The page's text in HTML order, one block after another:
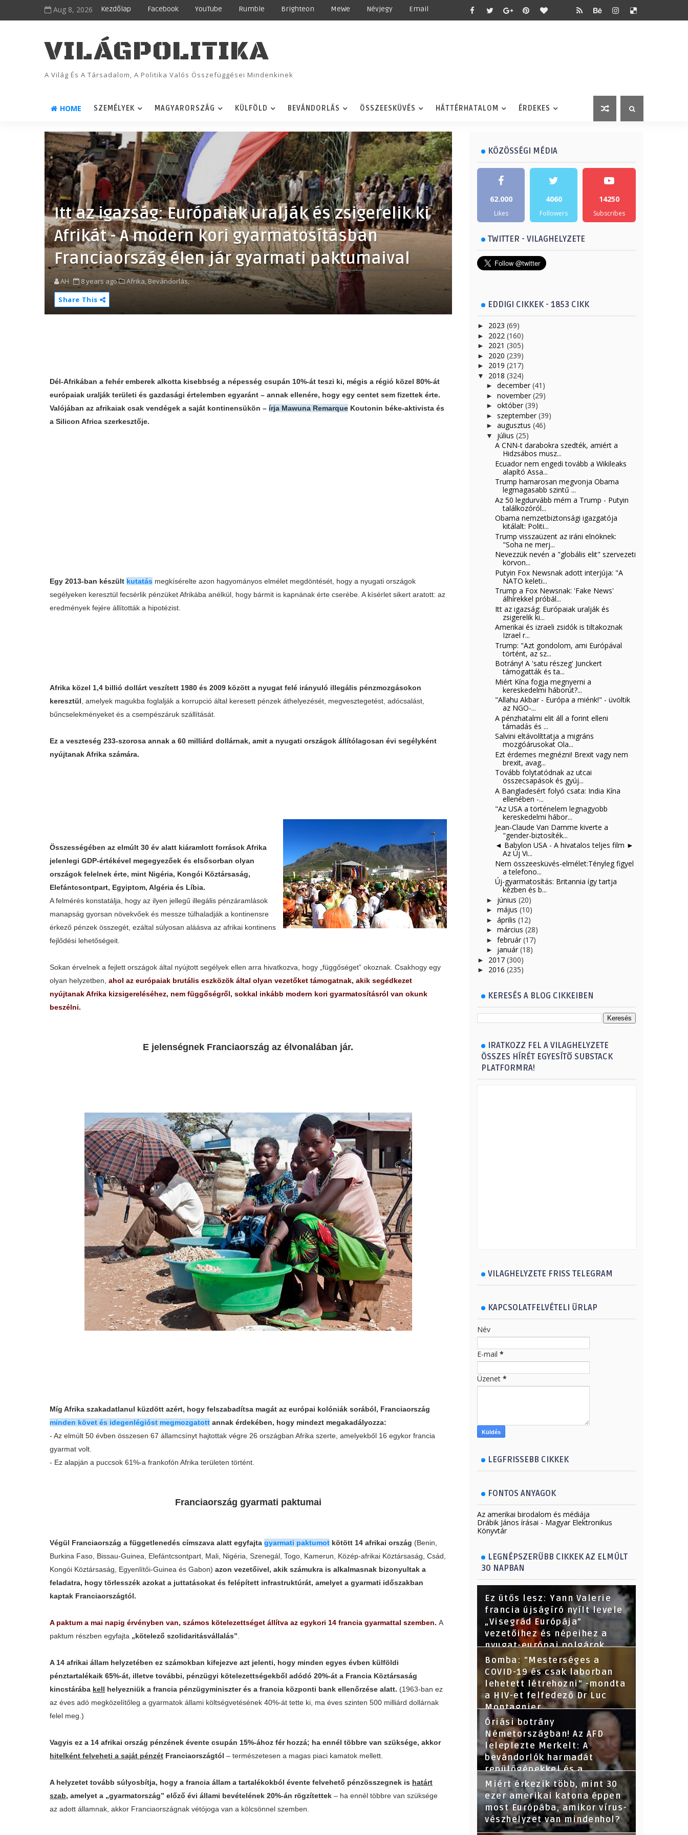
Aug 8, 2026 Kezdőlap Facebook YouTube Rumble Brighteon MeWe Névjegy Email
VILÁGPOLITIKA
A Világ És A Társadalom, A Politika Valós Összefüggései Mindenkinek
HOME SZEMÉLYEK MAGYARORSZÁG KÜLFÖLD BEVÁNDORLÁS ÖSSZEESKÜVÉS HÁTTÉRHATALOM ÉRDEKES
Itt az igazság: Európaiak uralják és zsigerelik ki
Afrikát - A modern kori gyarmatosításban
Franciaország élen jár gyarmati paktumaival
AH 8 years ago Afrika, Bevándorlás,
Share This
Dél-Afrikában a fehér emberek alkotta kisebbség a népesség csupán 10%-át teszi ki, mégis a régió közel 80%-át
európaiak uralják területi és gazdasági értelemben egyaránt – annak ellenére, hogy egy centet sem fizettek érte.
Valójában az afrikaiak csak vendégek a saját kontinensükön – írja Mawuna Remarque Koutonin béke-aktivista és
a Silicon Africa szerkesztője.
Egy 2013-ban készült kutatás megkísérelte azon hagyományos elmélet megdöntését, hogy a nyugati országok
segélyeken keresztül fecsérlik pénzüket Afrikába anélkül, hogy bármit is kapnának érte cserébe. A kísérlet sikert aratott: az
eredmények fejére állították a hipotézist.
Afrika közel 1,4 billió dollárt veszített 1980 és 2009 között a nyugat felé irányuló illegális pénzmozgásokon
keresztül , amelyek magukba foglalják a korrupció által keresett pénzek áthelyezését, megvesztegetést, adócsalást,
bűncselekményeket és a csempészáruk szállítását.
Ez a veszteség 233-szorosa annak a 60 milliárd dollárnak, amit a nyugati országok állítólagosan évi segélyként
nyújtanak Afrika számára.
Összességében az elmúlt 30 év alatt kiáramlott források Afrika
jelenlegi GDP-értékével megegyezőek és elsősorban olyan
országok felelnek érte, mint Nigéria, Kongói Köztársaság,
Elefántcsontpart, Egyiptom, Algéria és Líbia.
A felmérés konstatálja, hogy az ilyen jellegű illegális pénzáramlások
manapság gyorsan növekvőek és messze túlhaladják a kontinensre
érkező pénzek összegét, ezáltal súlyosan aláásva az afrikai kontinens
fejlődési lehetőségeit.
Sokan érvelnek a fejlett országok által nyújtott segélyek ellen arra hivatkozva, hogy „függőséget” okoznak. Csakhogy egy
olyan helyzetben, ahol az európaiak brutális eszközök által olyan vezetőket támogatnak, akik segédkezet
nyújtanak Afrika kizsigereléséhez, nem függőségről, sokkal inkább modern kori gyarmatosításról van okunk
beszélni.
E jelenségnek Franciaország az élvonalában jár.
Míg Afrika szakadatlanul küzdött azért, hogy felszabadítsa magát az európai kolóniák sorából, Franciaország
minden követ és idegenlégióst megmozgatott annak érdekében, hogy mindezt megakadályozza:
- Az elmúlt 50 évben összesen 67 államcsínyt hajtottak végre 26 országban Afrika szerte, amelyekből 16 egykor francia
gyarmat volt.
- Ez alapján a puccsok 61%-a frankofón Afrika területen történt.
Franciaország gyarmati paktumai
Végül Franciaország a függetlenedés címszava alatt egyfajta gyarmati paktumot kötött 14 afrikai ország (Benin,
Burkina Faso, Bissau-Guinea, Elefántcsontpart, Mali, Nigéria, Szenegál, Togo, Kamerun, Közép-afrikai Köztársaság, Csád,
Kongói Köztársaság, Egyenlítői-Guinea és Gabon) azon vezetőivel, akik számukra is alkalmasnak bizonyultak a
feladatra, hogy törlesszék azokat a juttatásokat és felépített infrastruktúrát, amelyet a gyarmati időszakban
kaptak Franciaországtól.
A paktum a mai napig érvényben van, számos kötelezettséget állítva az egykori 14 francia gyarmattal szemben. A
paktum részben egyfajta „kötelező szolidaritásvállalás”
A 14 afrikai állam helyzetében ez számokban kifejezve azt jelenti, hogy minden egyes évben külföldi
pénztartalékaik 65%-át, illetve további, pénzügyi kötelezettségekből adódó 20%-át a Francia Köztársaság
kincstárába kell helyezniük a francia pénzügyminiszter és a francia központi bank ellenőrzése alatt. (1963-ban ez
az éves adó megközelítőleg a gyarmatok állami költségvetésének 40%-át tette ki, ma éves szinten 500 milliárd dollárnak
felel meg.)
Vagyis ez a 14 afrikai ország pénzének évente csupán 15%-ához fér hozzá; ha ennél többre van szüksége, akkor
hitelként felveheti a saját pénzét Franciaországtól – természetesen a magas piaci kamatok mellett.
A helyzetet tovább súlyosbítja, hogy a francia állam a tartalékokból évente felvehető pénzösszegnek is határt
szab, amelyet a „gyarmatország” előző évi állami bevételének 20%-án rögzítettek – ha ennél többre van szüksége
az adott államnak, akkor Franciaországnak vétójoga van a kölcsönnel szemben.
KÖZÖSSÉGI MÉDIA
62.000
Likes
4060
Followers
14250
Subscribes
TWITTER - VILAGHELYZETE
EDDIGI CIKKEK - 1853 CIKK
► 2023 (69)
► 2022 (160)
► 2021 (305)
► 2020 (239)
► 2019 (217)
▼ 2018 (324)
► december (41)
► november (29)
► október (39)
► szeptember (39)
► augusztus (46)
▼ július (25)
A CNN-t darabokra szedték, amiért a
Hidzsábos musz...
Ecuador nem engedi tovább a Wikileaks
alapító Assa...
Trump hamarosan megvonja Obama
legmagasabb szintű ...
Az 50 legdurvább mém a Trump - Putyin
találkozóról...
Obama nemzetbiztonsági igazgatója
kitálalt: Politi...
Trump visszaüzent az iráni elnöknek:
"Soha ne merj...
Nevezzük nevén a "globális elit" szervezeti
körvon...
Putyin Fox Newsnak adott interjúja: "A
NATO keleti...
Trump a Fox Newsnak: 'Fake News'
álhírekkel próbál...
Itt az igazság: Európaiak uralják és
zsigerelik ki...
Amerikai és izraeli zsidók is tiltakoznak
Izrael r...
Trump: "Azt gondolom, ami Európával
történt, az sz...
Botrány! A 'satu részeg' Junckert
támogatták és ta...
Miért Kína fogja megnyerni a
kereskedelmi háborút?...
"Allahu Akbar - Európa a miénk!" - üvöltik
az NGO-...
A pénzhatalmi elit áll a forint elleni
támadás és ...
Salvini eltávolíttatja a migráns
mozgóárusokat Ola...
Ezt érdemes megnézni! Brexit vagy nem
brexit, avag...
Tovább folytatódnak az utcai
összecsapások és gyúj...
A Bangladesért folyó csata: India Kína
ellenében -...
"Az USA a történelem legnagyobb
kereskedelmi hábor...
Jean-Claude Van Damme kiverte a
"gender-biztosíték...
◄ Babylon USA - A hivatalos teljes film ►
Az Új Vi...
Nem összeesküvés-elmélet:Tényleg figyel
a telefono...
Új-gyarmatosítás: Britannia így tartja
kézben és b...
► június (20)
► május (10)
► április (12)
► március (28)
► február (17)
► január (18)
► 2017 (300)
► 2016 (235)
KERESÉS A BLOG CIKKEIBEN
IRATKOZZ FEL A VILAGHELYZETE
ÖSSZES HÍRÉT EGYESÍTŐ SUBSTACK
PLATFORMRA!
VILAGHELYZETE FRISS TELEGRAM
KAPCSOLATFELVÉTELI ŰRLAP
Név
E-mail *
Üzenet *
LEGFRISSEBB CIKKEK
FONTOS ANYAGOK
Az amerikai birodalom és médiája
Drábik János írásai - Magyar Elektronikus
Könyvtár
LEGNÉPSZERŰBB CIKKEK AZ ELMÚLT
30 NAPBAN
Ez ütős lesz: Yann Valerie
francia újságíró nyílt levele
„Visegrád Európája”
vezetőihez és népeihez a
nyugat-európai polgárok
nevében - Segítsetek!
Bomba: "Mesterséges a
COVID-19 és csak laborban
lehetett létrehozni" -mondta
a HIV-et felfedező Dr Luc
Montagnier
Óriási botrány
Németországban! Az AFD
leleplezte Merkelt: A
bevándorlók harmadát
repülőgépekkel és a
törvényeket megsértve
hozták be-derült ki az adatok
kikérése után.
Miért érkezik több, mint 30
ezer amerikai katona éppen
most Európába, amikor vírus-
vészhelyzet van mindenhol?